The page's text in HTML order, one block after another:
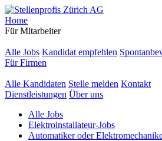
Home
Für Mitarbeiter
Alle Jobs Kandidat empfehlen
Für Firmen
Alle Kandidaten Stelle melden Kontakt
Dienstleistungen Über uns
Alle Jobs
Elektroinstallateur-Jobs
Automatiker oder